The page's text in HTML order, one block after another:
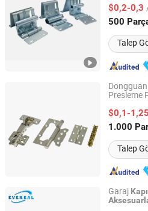
$0,2-0,3
500
Talep
Henan, China Fiyat
Presleme
$0,1-1,25
1.000
Talep
Guangdong Yubiao Hardware
Guangdong, China
Garaj Kapı
Zhengzhou Everbright